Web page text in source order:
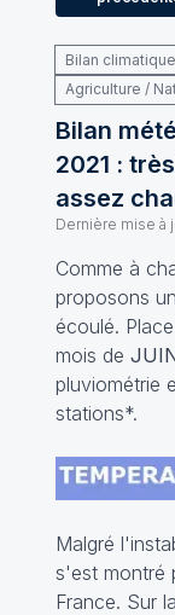
Bilan climatique
Agriculture /
Bilan
2021 :
assez
Dernière mise à
Comme à
proposons
écoulé.
mois de
pluviométrie
stations*.
Malgré
s'est montré
France. Sur